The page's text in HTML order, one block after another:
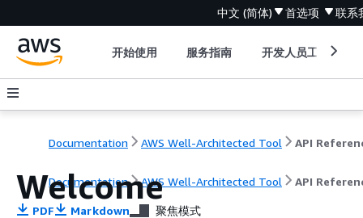
中文 (简体) 首选项 联系
开始使用 服务指南 开发人员工具
Documentation AWS Well-Architected Tool API
Documentation AWS Well-Architected Tool API
Welcome
PDF Markdown 聚焦模式